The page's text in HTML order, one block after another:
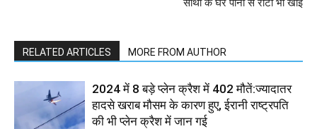
साथी के घर पानी से रोटी भी खाई
RELATED ARTICLES MORE FROM AUTHOR
2024 में 8 बड़े प्लेन क्रैश में 402 मौतें:ज्यादातर
हादसे खराब मौसम के कारण हुए, ईरानी राष्ट्रपति
की भी प्लेन क्रैश में जान गई